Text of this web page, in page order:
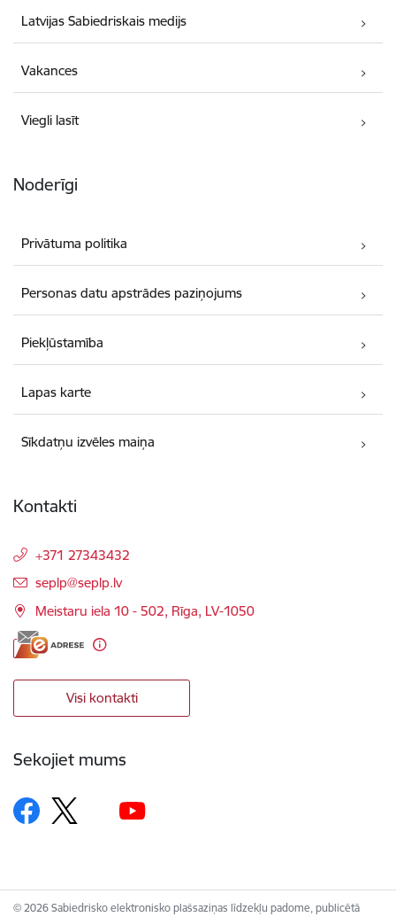
Latvijas Sabiedriskais medijs
Vakances
Viegli lasīt
Noderīgi
Privātuma politika
Personas datu apstrādes paziņojums
Piekļūstamība
Lapas karte
Sīkdatņu izvēles maiņa
Kontakti
+371 27343432
E-pasts:
seplp@seplp.lv
Meistaru iela 10 - 502, Rīga, LV-1050
Visi kontakti
Sekojiet mums
© 2026 Sabiedrisko elektronisko plašsaziņas līdzekļu padome, publicētā